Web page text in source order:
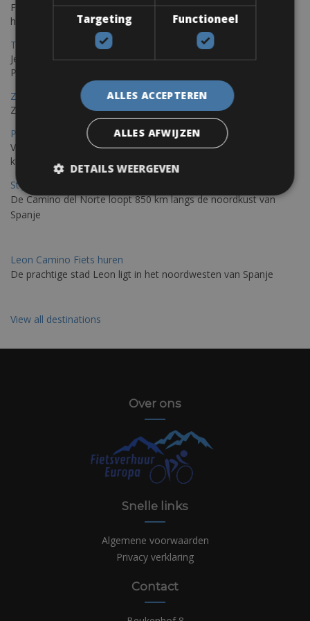
Fietsen langs de Istrische kust is de ideale fietstocht voor wie
houdt van de Mediterrane zon.
Trieste-Pula Fietsverhuur
Je kunt een fiets huren met levering in Triëst en de fiets later in
Pula of elders in Istrië achterlaten.
Zadar Fietsverhuur
Zadar, een verborgen parel die je op de fiets kunt ontdekken
Porto – Santiago De Compostela Fietsverhuur
Voor fietsen raden wij aan om de Portugese Camino langs de
kust te rijden; De weg van St. James Galiza
St Jacobs Route Fietsverhuur
De Camino del Norte loopt 850 km langs de noordkust van
Spanje
Leon Camino Fiets huren
De prachtige stad Leon ligt in het noordwesten van Spanje
View all destinations
Over ons
Snelle links
Algemene voorwaarden
Privacy verklaring
Contact
Targeting Functioneel
ALLES ACCEPTEREN
ALLES AFWIJZEN
DETAILS WEERGEVEN